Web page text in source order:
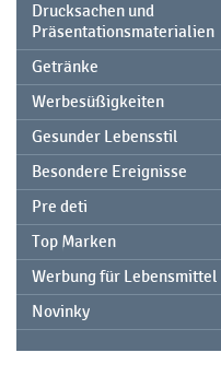
Drucksachen und
Präsentationsmaterialien
Getränke
Werbesüßigkeiten
Gesunder Lebensstil
Besondere Ereignisse
Pre deti
Top Marken
Werbung für Lebensmittel
Novinky